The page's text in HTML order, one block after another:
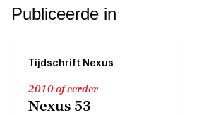
Publiceerde in
Tijdschrift Nexus
2010 of eerder
Nexus 53